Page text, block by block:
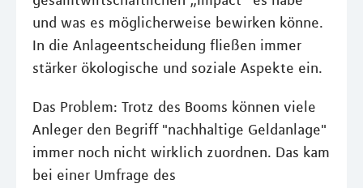
und was es möglicherweise bewirken könne.
In die Anlageentscheidung fließen immer
stärker ökologische und soziale Aspekte ein.
Das Problem: Trotz des Booms können viele
Anleger den Begriff "nachhaltige Geldanlage"
immer noch nicht wirklich zuordnen. Das kam
bei einer Umfrage des